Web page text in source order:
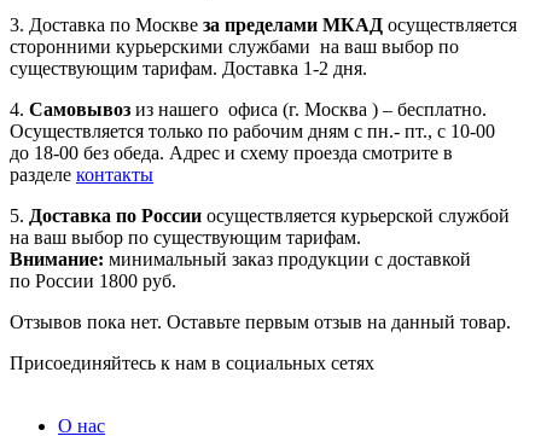
3. Доставка по Москве за пределами МКАД осуществляется
сторонними курьерскими службами на ваш выбор по
существующим тарифам. Доставка 1-2 дня.
4. Самовывоз из нашего офиса (г. Москва ) – бесплатно.
Осуществляется только по рабочим дням с пн.- пт., с 10-00
до 18-00 без обеда. Адрес и схему проезда смотрите в
разделе контакты
5. Доставка по России осуществляется курьерской службой
на ваш выбор по существующим тарифам.
Внимание: минимальный заказ продукции с доставкой
по России 1800 руб.
Отзывов пока нет. Оставьте первым отзыв на данный товар.
Присоединяйтесь к нам в социальных сетях
О нас